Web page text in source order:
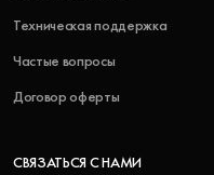
Техническая поддержка
Частые вопросы
Договор оферты
СВЯЗАТЬСЯ С НАМИ